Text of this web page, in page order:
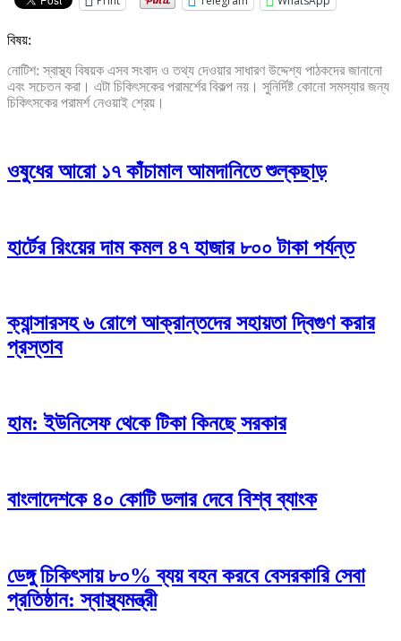
বিষয়:
নোটিশ: স্বাস্থ্য বিষয়ক এসব সংবাদ ও তথ্য দেওয়ার সাধারণ উদ্দেশ্য পাঠকদের জানানো
এবং সচেতন করা। এটা চিকিৎসকের পরামর্শের বিকল্প নয়। সুনির্দিষ্ট কোনো সমস্যার জন্য
চিকিৎসকের পরামর্শ নেওয়াই শ্রেয়।
ওষুধের আরো ১৭ কাঁচামাল আমদানিতে শুল্কছাড়
হার্টের রিংয়ের দাম কমল ৪৭ হাজার ৮০০ টাকা পর্যন্ত
ক্যান্সারসহ ৬ রোগে আক্রান্তদের সহায়তা দ্বিগুণ করার
প্রস্তাব
হাম: ইউনিসেফ থেকে টিকা কিনছে সরকার
বাংলাদেশকে ৪০ কোটি ডলার দেবে বিশ্ব ব্যাংক
ডেঙ্গু চিকিৎসায় ৮০% ব্যয় বহন করবে বেসরকারি সেবা
প্রতিষ্ঠান: স্বাস্থ্যমন্ত্রী